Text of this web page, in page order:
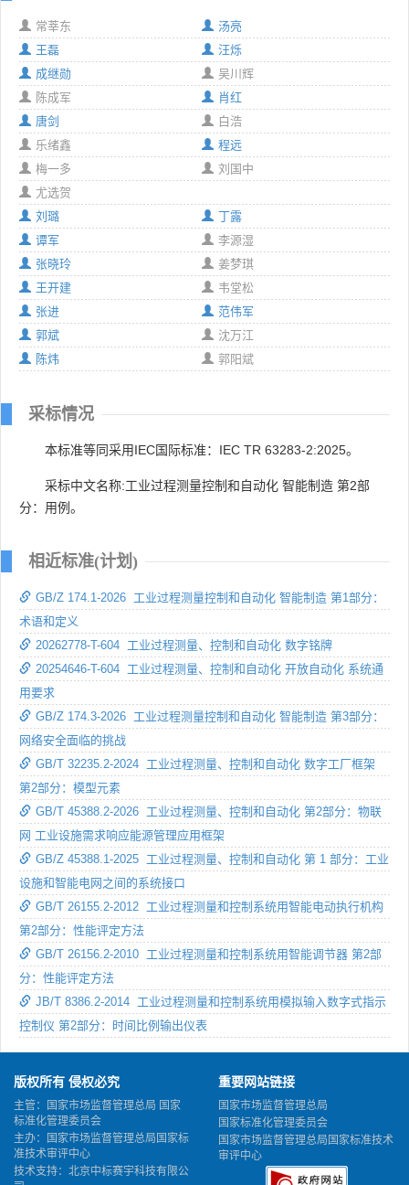
常莘东
汤亮
王磊
汪烁
成继勋
吴川辉
陈成军
肖红
唐剑
白浩
乐绪鑫
程远
梅一多
刘国中
尤选贺
刘璐
丁露
谭军
李源湿
张晓玲
姜梦琪
王开建
韦堂松
张进
范伟军
郭斌
沈万江
陈炜
郭阳斌
采标情况
本标准等同采用IEC国际标准：IEC TR 63283-2:2025。
采标中文名称:工业过程测量控制和自动化 智能制造 第2部
分：用例。
相近标准(计划)
GB/Z 174.1-2026 工业过程测量控制和自动化 智能制造 第1部分：
术语和定义
20262778-T-604 工业过程测量、控制和自动化 数字铭牌
20254646-T-604 工业过程测量、控制和自动化 开放自动化 系统通
用要求
GB/Z 174.3-2026 工业过程测量控制和自动化 智能制造 第3部分：
网络安全面临的挑战
GB/T 32235.2-2024 工业过程测量、控制和自动化 数字工厂框架
第2部分：模型元素
GB/T 45388.2-2026 工业过程测量、控制和自动化 第2部分：物联
网 工业设施需求响应能源管理应用框架
GB/Z 45388.1-2025 工业过程测量、控制和自动化 第 1 部分：工业
设施和智能电网之间的系统接口
GB/T 26155.2-2012 工业过程测量和控制系统用智能电动执行机构
第2部分：性能评定方法
GB/T 26156.2-2010 工业过程测量和控制系统用智能调节器 第2部
分：性能评定方法
JB/T 8386.2-2014 工业过程测量和控制系统用模拟输入数字式指示
控制仪 第2部分：时间比例输出仪表
版权所有 侵权必究
主管：国家市场监督管理总局 国家
标准化管理委员会
主办：国家市场监督管理总局国家标
准技术审评中心
技术支持：北京中标赛宇科技有限公
重要网站链接
国家市场监督管理总局
国家标准化管理委员会
国家市场监督管理总局国家标准技术
审评中心